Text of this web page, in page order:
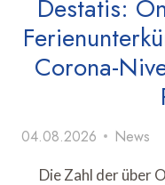
Destatis:
Corona-
04.08.2026 News
Die Zahl der über